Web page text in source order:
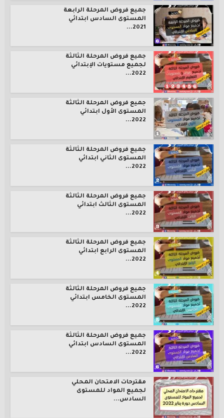
جميع فروض المرحلة الرابعة
المستوى السادس ابتدائي
2021...
جميع فروض المرحلة الثالثة
لجميع مستويات الإبتدائي
2022...
جميع فروض المرحلة الثالثة
المستوى الأول ابتدائي
2022...
جميع فروض المرحلة الثالثة
المستوى الثاني ابتدائي
2022...
جميع فروض المرحلة الثالثة
المستوى الثالث ابتدائي
2022...
جميع فروض المرحلة الثالثة
المستوى الرابع ابتدائي
2022...
جميع فروض المرحلة الثالثة
المستوى الخامس ابتدائي
2022...
جميع فروض المرحلة الثالثة
المستوى السادس ابتدائي
2022...
مقترحات الامتحان المحلي
لجميع المواد للمستوى
السادس...